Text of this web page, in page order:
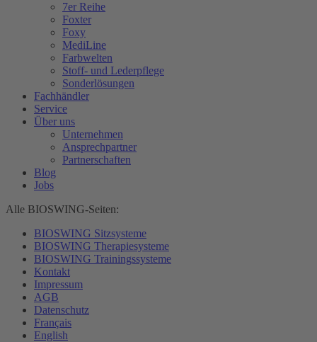
7er Reihe
Foxter
Foxy
MediLine
Farbwelten
Stoff- und Lederpflege
Sonderlösungen
Fachhändler
Service
Über uns
Unternehmen
Ansprechpartner
Partnerschaften
Blog
Jobs
Alle BIOSWING-Seiten:
BIOSWING Sitzsysteme
BIOSWING Therapiesysteme
BIOSWING Trainingssysteme
Kontakt
Impressum
AGB
Datenschutz
Français
English